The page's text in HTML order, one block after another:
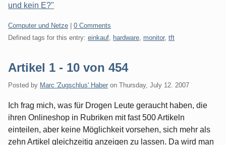
und kein E?"
Categories:
Computer und Netze
0 Comments
Defined tags for this entry: einkauf hardware monitor, tft
Artikel 1 - 10 von 454
Posted by Marc 'Zugschlus' Haber on Thursday, July 12. 2007
Ich frag mich, was für Drogen Leute geraucht haben, die
ihren Onlineshop in Rubriken mit fast 500 Artikeln
einteilen, aber keine Möglichkeit vorsehen, sich mehr als
zehn Artikel gleichzeitig anzeigen zu lassen. Da wird man